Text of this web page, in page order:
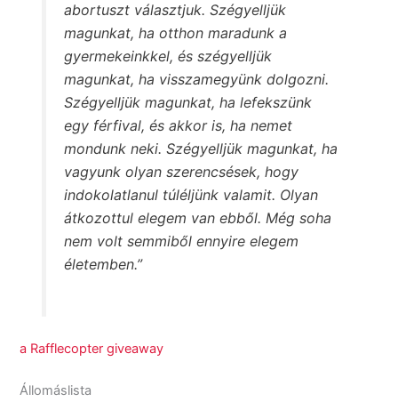
abortuszt választjuk. Szégyelljük
magunkat, ha otthon maradunk a
gyermekeinkkel, és szégyelljük
magunkat, ha visszamegyünk dolgozni.
Szégyelljük magunkat, ha lefekszünk
egy férfival, és akkor is, ha nemet
mondunk neki. Szégyelljük magunkat, ha
vagyunk olyan szerencsések, hogy
indokolatlanul túléljünk valamit. Olyan
átkozottul elegem van ebből. Még soha
nem volt semmiből ennyire elegem
életemben.”
a Rafflecopter giveaway
Állomáslista